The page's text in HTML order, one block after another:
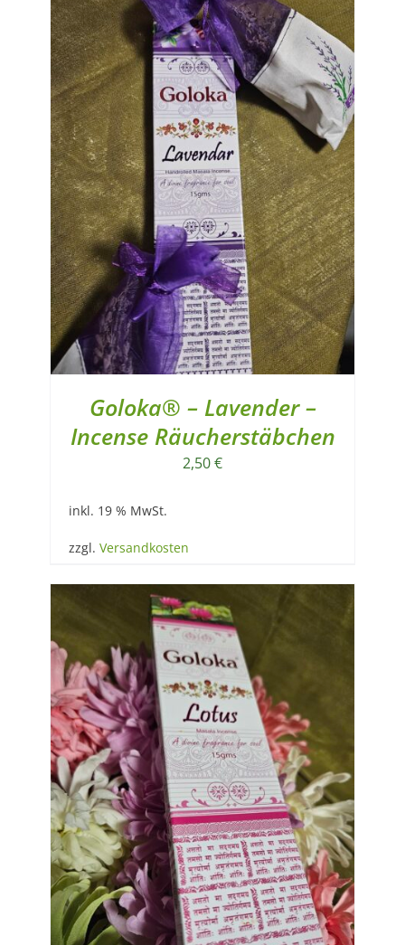
Goloka® – Lavender –
Incense Räucherstäbchen
2,50€
inkl. 19 % MwSt.
zzgl. Versandkosten